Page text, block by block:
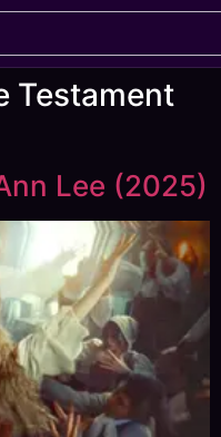
Testament
Lee (2025)